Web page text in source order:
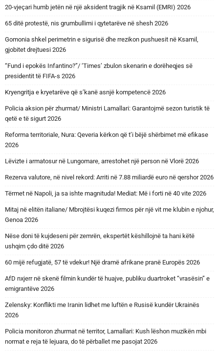
20-vjeçari humb jetën në një aksident tragjik në Ksamil (EMRI) 2026
65 ditë protestë, nis grumbullimi i qytetarëve në shesh 2026
Gomonia shkel perimetrin e sigurisë dhe rrezikon pushuesit në Ksamil,
gjobitet drejtuesi 2026
“Fund i epokës Infantino?”/ ‘Times’ zbulon skenarin e dorëheqjes së
presidentit të FIFA-s 2026
Kryengritja e kryetarëve që s’kanë asnjë kompetencë 2026
Policia aksion për zhurmat/ Ministri Lamallari: Garantojmë sezon turistik të
qetë e të sigurt 2026
Reforma territoriale, Nura: Qeveria kërkon që t’i bëjë shërbimet më efikase
2026
Lëvizte i armatosur në Lungomare, arrestohet një person në Vlorë 2026
Rezerva valutore, në nivel rekord: Arriti në 7.88 miliardë euro në qershor 2026
Tërmet në Napoli, ja sa ishte magnituda! Mediat: Më i forti në 40 vite 2026
Mitaj në elitën italiane/ Mbrojtësi kuqezi firmos për një vit me klubin e njohur,
Genoa 2026
Nëse doni të kujdeseni për zemrën, ekspertët këshillojnë ta hani këtë
ushqim çdo ditë 2026
60 mijë refugjatë, 57 të vdekur! Një dramë afrikane pranë Europës 2026
AfD nxjerr në skenë filmin kundër të huajve, publiku duartroket “vrasësin” e
emigrantëve 2026
Zelensky: Konflikti me Iranin lidhet me luftën e Rusisë kundër Ukrainës
2026
Policia monitoron zhurmat në territor, Lamallari: Kush lëshon muzikën mbi
normat e reja të lejuara, do të përballet me pasojat 2026